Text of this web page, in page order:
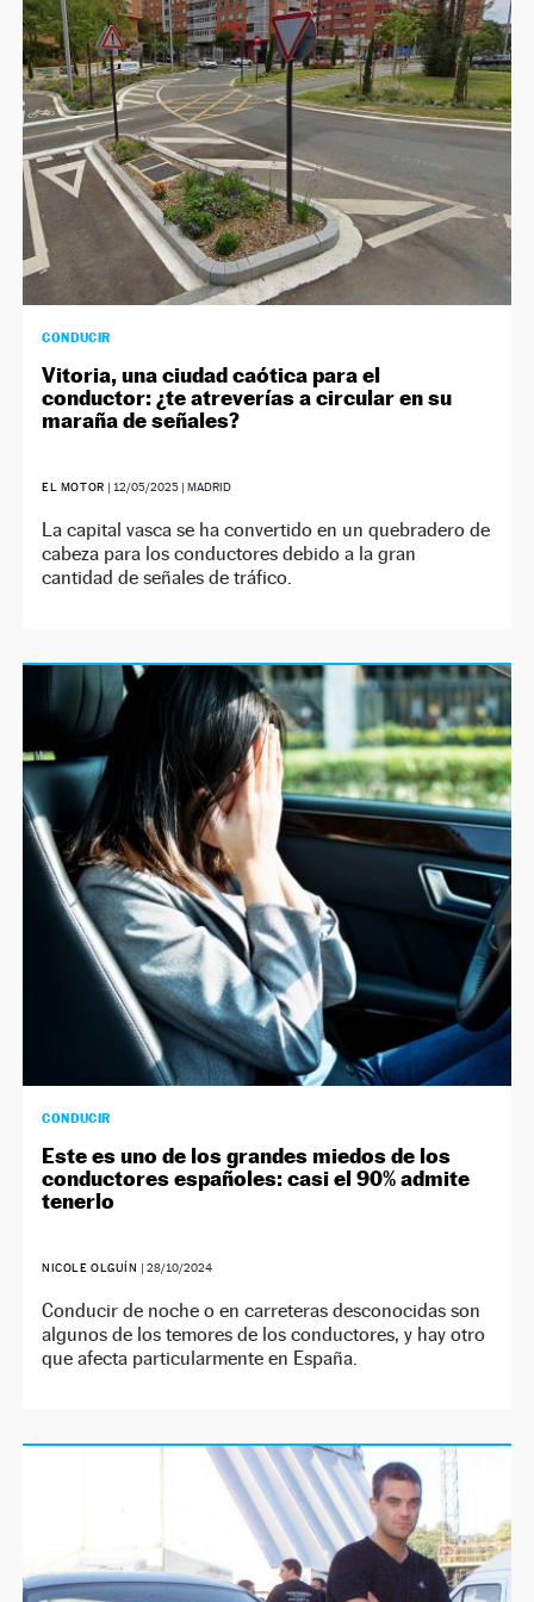
NEWSLETTER
SÍGUENOS
CONDUCIR
Vitoria, una ciudad caótica para el
conductor: ¿te atreverías a circular en su
maraña de señales?
EL MOTOR | 12/05/2025| MADRID
La capital vasca se ha convertido en un quebradero de
cabeza para los conductores debido a la gran
cantidad de señales de tráfico.
CONDUCIR
Este es uno de los grandes miedos de los
conductores españoles: casi el 90% admite
tenerlo
NICOLE OLGUÍN | 28/10/2024
Conducir de noche o en carreteras desconocidas son
algunos de los temores de los conductores, y hay otro
que afecta particularmente en España.